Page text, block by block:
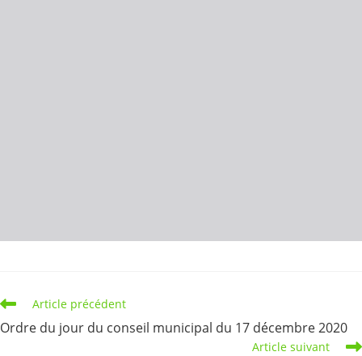
Read
more
articles
Article précédent
Ordre du jour du conseil municipal du 17 décembre 2020
Article suivant